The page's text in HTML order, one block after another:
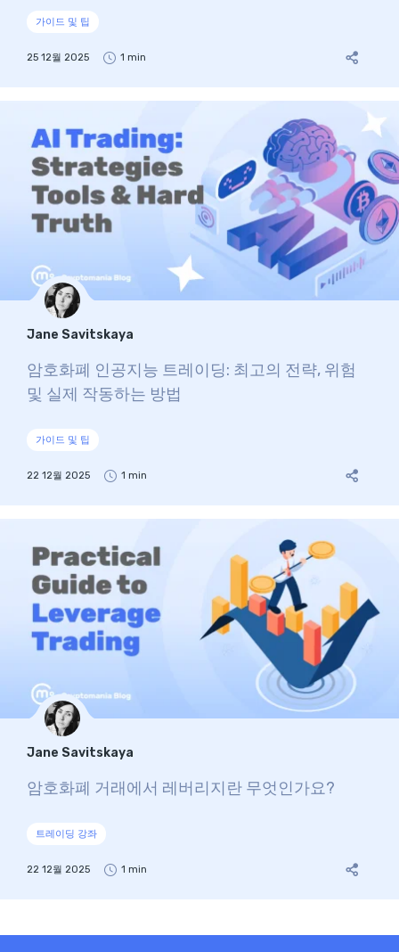
가이드 및 팁
25 12월 2025 1 min
Jane Savitskaya
암호화폐 인공지능 트레이딩: 최고의 전략, 위험
및 실제 작동하는 방법
가이드 및 팁
22 12월 2025 1 min
Jane Savitskaya
암호화폐 거래에서 레버리지란 무엇인가요?
트레이딩 강좌
22 12월 2025 1 min